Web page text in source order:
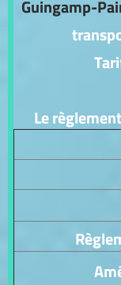
Guingamp-
Le règlement